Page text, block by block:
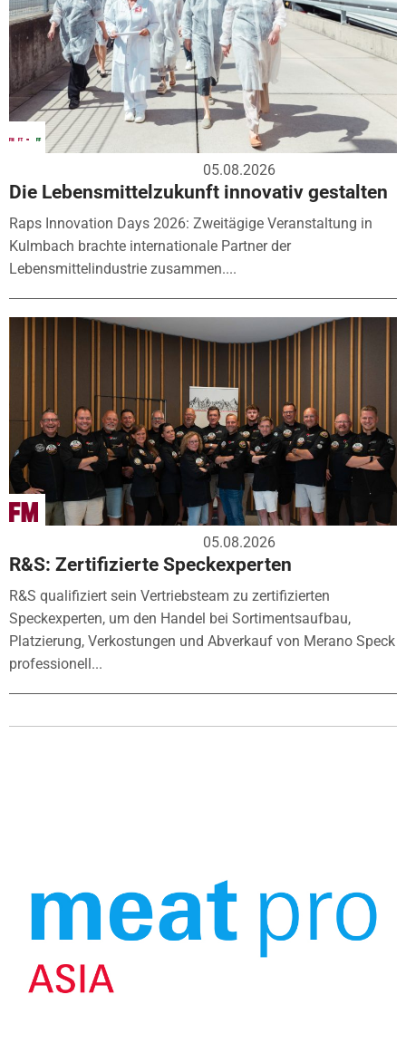
05.08.2026
Die Lebensmittelzukunft innovativ gestalten
Raps Innovation Days 2026: Zweitägige Veranstaltung in
Kulmbach brachte internationale Partner der
Lebensmittelindustrie zusammen....
05.08.2026
R&S: Zertifizierte Speckexperten
R&S qualifiziert sein Vertriebsteam zu zertifizierten
Speckexperten, um den Handel bei Sortimentsaufbau,
Platzierung, Verkostungen und Abverkauf von Merano Speck
professionell...